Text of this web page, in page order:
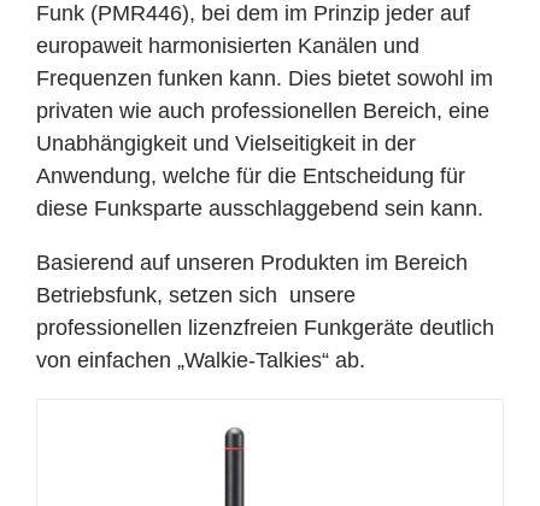
Funk (PMR446), bei dem im Prinzip jeder auf
europaweit harmonisierten Kanälen und
Frequenzen funken kann. Dies bietet sowohl im
privaten wie auch professionellen Bereich, eine
Unabhängigkeit und Vielseitigkeit in der
Anwendung, welche für die Entscheidung für
diese Funksparte ausschlaggebend sein kann.
Basierend auf unseren Produkten im Bereich
Betriebsfunk, setzen sich unsere
professionellen lizenzfreien Funkgeräte deutlich
von einfachen „Walkie-Talkies“ ab.